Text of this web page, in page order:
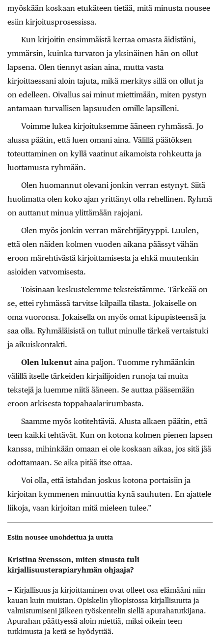
myöskään koskaan etukäteen tietää, mitä minusta nousee
esiin kirjoitusprosessissa.
Kun kirjoitin ensimmäistä kertaa omasta äidistäni,
ymmärsin, kuinka turvaton ja yksinäinen hän on ollut
lapsena. Olen tiennyt asian aina, mutta vasta
kirjoittaessani aloin tajuta, mikä merkitys sillä on ollut ja
on edelleen. Oivallus sai minut miettimään, miten pystyn
antamaan turvallisen lapsuuden omille lapsilleni.
Voimme lukea kirjoituksemme ääneen ryhmässä. Jo
alussa päätin, että luen omani aina. Välillä päätöksen
toteuttaminen on kyllä vaatinut aikamoista rohkeutta ja
luottamusta ryhmään.
Olen huomannut olevani jonkin verran estynyt. Siitä
huolimatta olen koko ajan yrittänyt olla rehellinen. Ryhmä
on auttanut minua ylittämään rajojani.
Olen myös jonkin verran märehtijätyyppi. Luulen,
että olen näiden kolmen vuoden aikana päässyt vähän
eroon märehtivästä kirjoittamisesta ja ehkä muutenkin
asioiden vatvomisesta.
Toisinaan keskustelemme teksteistämme. Tärkeää on
se, ettei ryhmässä tarvitse kilpailla tilasta. Jokaiselle on
oma vuoronsa. Jokaisella on myös omat kipupisteensä ja
saa olla. Ryhmäläisistä on tullut minulle tärkeä vertaistuki
ja aikuiskontakti.
Olen lukenut aina paljon. Tuomme ryhmäänkin
välillä itselle tärkeiden kirjailijoiden runoja tai muita
tekstejä ja luemme niitä ääneen. Se auttaa pääsemään
eroon arkisesta toppahaalarirumbasta.
Saamme myös kotitehtäviä. Alusta alkaen päätin, että
teen kaikki tehtävät. Kun on kotona kolmen pienen lapsen
kanssa, mihinkään omaan ei ole koskaan aikaa, jos sitä jää
odottamaan. Se aika pitää itse ottaa.
Voi olla, että istahdan joskus kotona portaisiin ja
kirjoitan kymmenen minuuttia kynä sauhuten. En ajattele
liikoja, vaan kirjoitan mitä mieleen tulee.”
Esiin nousee unohdettua ja uutta
Kristina Svensson, miten sinusta tuli
kirjallisuusterapiaryhmän ohjaaja?
— Kirjallisuus ja kirjoittaminen ovat olleet osa elämääni niin
kauan kuin muistan. Opiskelin yliopistossa kirjallisuutta ja
valmistumiseni jälkeen työskentelin siellä apurahatutkijana.
Apurahan päättyessä aloin miettiä, miksi oikein teen
tutkimusta ja ketä se hyödyttää.